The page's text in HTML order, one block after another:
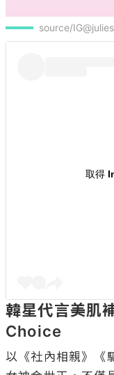
source/
取得
韓星代言美肌
Choice
以《社內相親》《